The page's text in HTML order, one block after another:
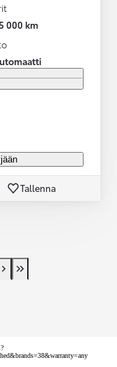
000 km
Tallenna
Next page
Last Page